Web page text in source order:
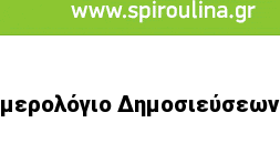
Δημοσιεύσεων